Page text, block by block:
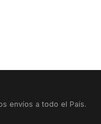
envíos a todo el País.